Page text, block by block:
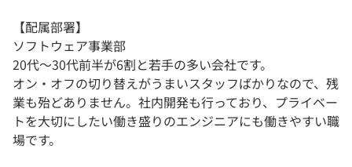
【配属部署】
ソフトウェア事業部
20代〜30代前半が6割と若手の多い会社です。
オン・オフの切り替えがうまいスタッフばかりなので、残
業も殆どありません。社内開発も行っており、プライベー
トを大切にしたい働き盛りのエンジニアにも働きやすい職
場です。